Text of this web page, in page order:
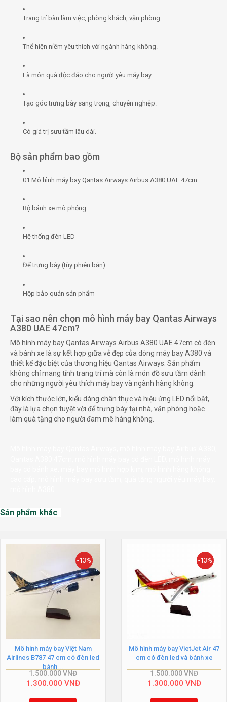
Trang trí bàn làm việc, phòng khách, văn phòng.
Thể hiện niềm yêu thích với ngành hàng không.
Là món quà độc đáo cho người yêu máy bay.
Tạo góc trưng bày sang trọng, chuyên nghiệp.
Có giá trị sưu tầm lâu dài.
Bộ sản phẩm bao gồm
01 Mô hình máy bay Qantas Airways Airbus A380 UAE 47cm
Bộ bánh xe mô phỏng
Hệ thống đèn LED
Đế trưng bày (tùy phiên bản)
Hộp bảo quản sản phẩm
Tại sao nên chọn mô hình máy bay Qantas Airways
A380 UAE 47cm?
Mô hình máy bay Qantas Airways Airbus A380 UAE 47cm có đèn
và bánh xe là sự kết hợp giữa vẻ đẹp của dòng máy bay A380 và
thiết kế đặc biệt của thương hiệu Qantas Airways. Sản phẩm
không chỉ mang tính trang trí mà còn là món đồ sưu tầm dành
cho những người yêu thích máy bay và ngành hàng không.
Với kích thước lớn, kiểu dáng chân thực và hiệu ứng LED nổi bật,
đây là lựa chọn tuyệt vời để trưng bày tại nhà, văn phòng hoặc
làm quà tặng cho người đam mê hàng không.
Sản phẩm khác
-13%
Mô hinh máy bay Việt Nam
Airlines B787 47 cm có đèn led
bánh...
1.500.000VNĐ
1.300.000 VNĐ
-13%
Mô hình máy bay VietJet Air 47
cm có đèn led và bánh xe
1.500.000VNĐ
1.300.000 VNĐ